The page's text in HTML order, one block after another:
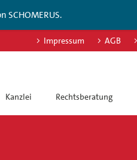
SCHOMERUS.
Impressum AGB
Kanzlei Rechtsberatung